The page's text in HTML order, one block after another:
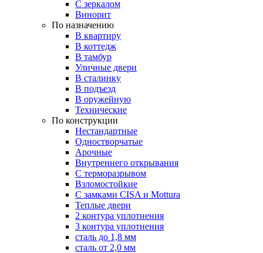
С зеркалом
Винорит
По назначению
В квартиру
В коттедж
В тамбур
Уличные двери
В сталинку
В подъезд
В оружейную
Технические
По конструкции
Нестандартные
Одностворчатые
Арочные
Внутреннего открывания
С терморазрывом
Взломостойкие
С замками CISA и Mottura
Теплые двери
2 контура уплотнения
3 контура уплотнения
сталь до 1,8 мм
сталь от 2,0 мм